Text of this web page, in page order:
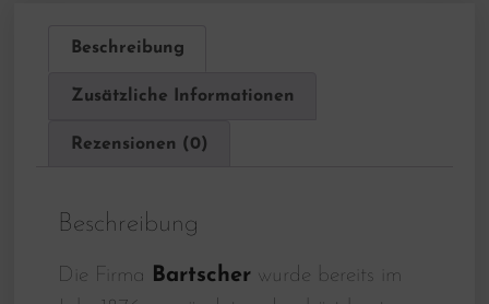
Beschreibung
Zusätzliche Informationen
Rezensionen (0)
Beschreibung
Die Firma Bartscher wurde bereits im